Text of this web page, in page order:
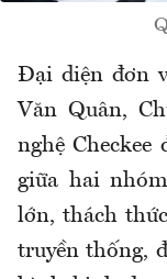
Đại diện đơn
Văn Quân,
nghệ
giữa hai
lớn, thách
truyền thống,